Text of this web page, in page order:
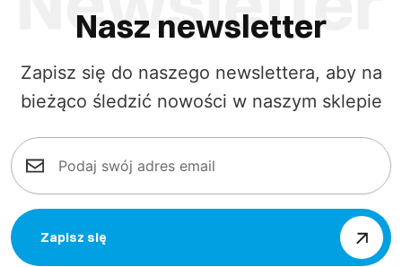
Nasz newsletter
Zapisz się do naszego newslettera, aby na
bieżąco śledzić nowości w naszym sklepie
Zapisz się